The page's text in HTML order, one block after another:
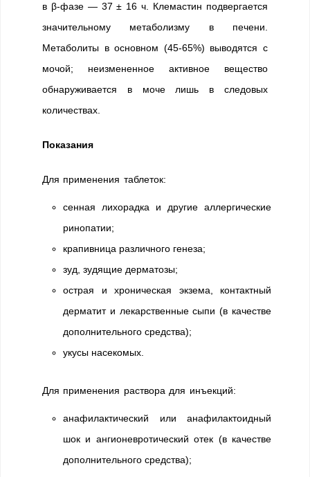
в β-фазе — 37 ± 16 ч. Клемастин подвергается
значительному метаболизму в печени.
Метаболиты в основном (45-65%) выводятся с
мочой; неизмененное активное вещество
обнаруживается в моче лишь в следовых
количествах.
Показания
Для применения таблеток:
сенная лихорадка и другие аллергические
ринопатии;
крапивница различного генеза;
зуд, зудящие дерматозы;
острая и хроническая экзема, контактный
дерматит и лекарственные сыпи (в качестве
дополнительного средства);
укусы насекомых.
Для применения раствора для инъекций:
анафилактический или анафилактоидный
шок и ангионевротический отек (в качестве
дополнительного средства);